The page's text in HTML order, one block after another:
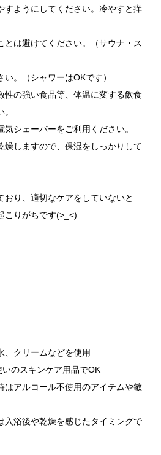
すようにしてください。冷やすと痒
は避けてください。（サウナ・ス
。（シャワーはOKです）
の強い食品等、体温に変する飲食
シェーバーをご利用ください。
しますので、保湿をしっかりして
おり、適切なケアをしていないと
こりがちです(>_<)
、クリームなどを使用
いのスキンケア用品でOK
はアルコール不使用のアイテムや敏
浴後や乾燥を感じたタイミングで